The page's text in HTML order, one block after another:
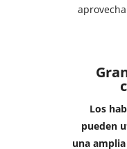
Los
pueden
una